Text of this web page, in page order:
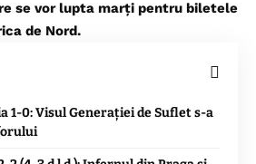
se vor lupta marți pentru biletele
de Nord.
1-0: Visul Generației de Suflet s-a